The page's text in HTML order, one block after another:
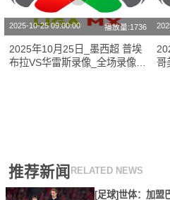
2025-10-25 09:00:00 播放量:1736
2025年10月25日_墨西超 普埃
布拉VS华雷斯录像_全场录像
哥
推荐新闻 RELATED NEWS